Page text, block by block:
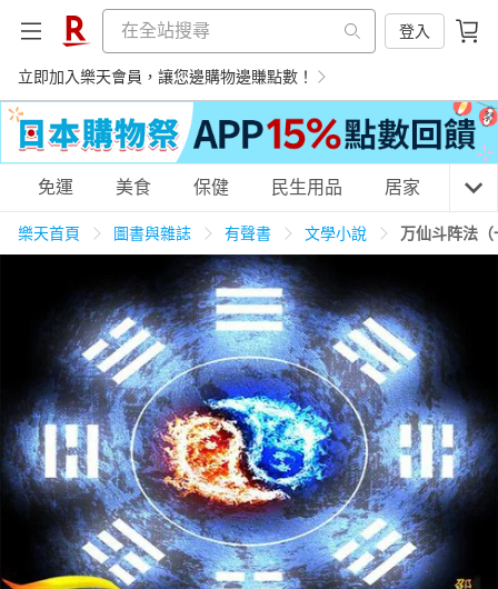
登入
立即加入樂天會員，讓您邊購物邊賺點數！
購物網分類
天天免運 美食蛋糕 養生保健 民生用品
居家生活 3C家電 運動休閒 親子玩具
女裝 男裝 化妝保養 情趣用品
日本購物 電子/紙本書
免運 美食 保健 民生用品 居家 3C
樂天首頁 圖書與雜誌 有聲書 文學小說 万仙斗阵法